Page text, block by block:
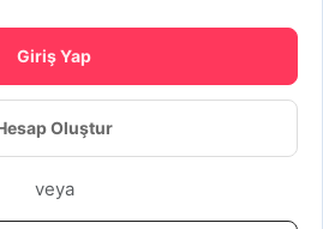
Giriş Yap
Oluştur
veya